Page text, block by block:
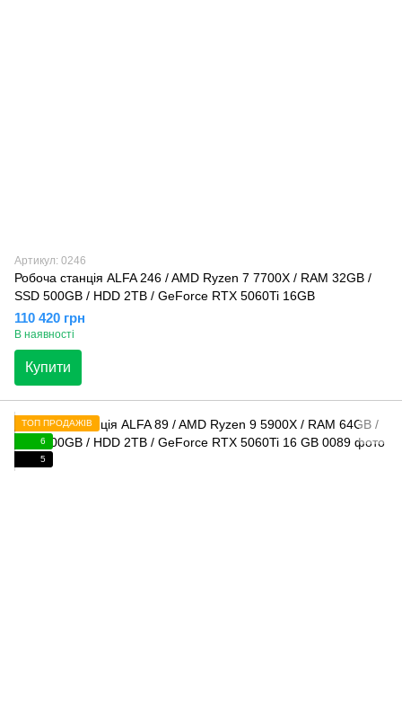
Артикул: 0246
Робоча станція ALFA 246 / AMD Ryzen 7 7700X / RAM 32GB /
SSD 500GB / HDD 2TB / GeForce RTX 5060Ti 16GB
110 420 грн
В наявності
Купити
ТОП ПРОДАЖІВ
6
5